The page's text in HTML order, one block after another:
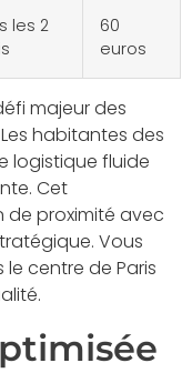
les 2
60
euros
majeur des
habitantes des
logistique fluide
Cet
proximité avec
Vous
centre de Paris